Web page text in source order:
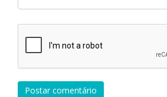
Postar comentário